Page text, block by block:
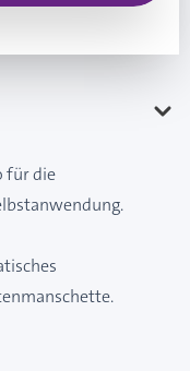
für die